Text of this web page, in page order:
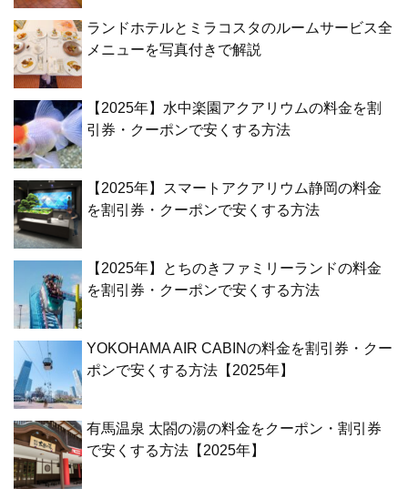
ランドホテルとミラコスタのルームサービス全
メニューを写真付きで解説
【2025年】水中楽園アクアリウムの料金を割
引券・クーポンで安くする方法
【2025年】スマートアクアリウム静岡の料金
を割引券・クーポンで安くする方法
【2025年】とちのきファミリーランドの料金
を割引券・クーポンで安くする方法
YOKOHAMA AIR CABINの料金を割引券・クー
ポンで安くする方法【2025年】
有馬温泉 太閤の湯の料金をクーポン・割引券
で安くする方法【2025年】